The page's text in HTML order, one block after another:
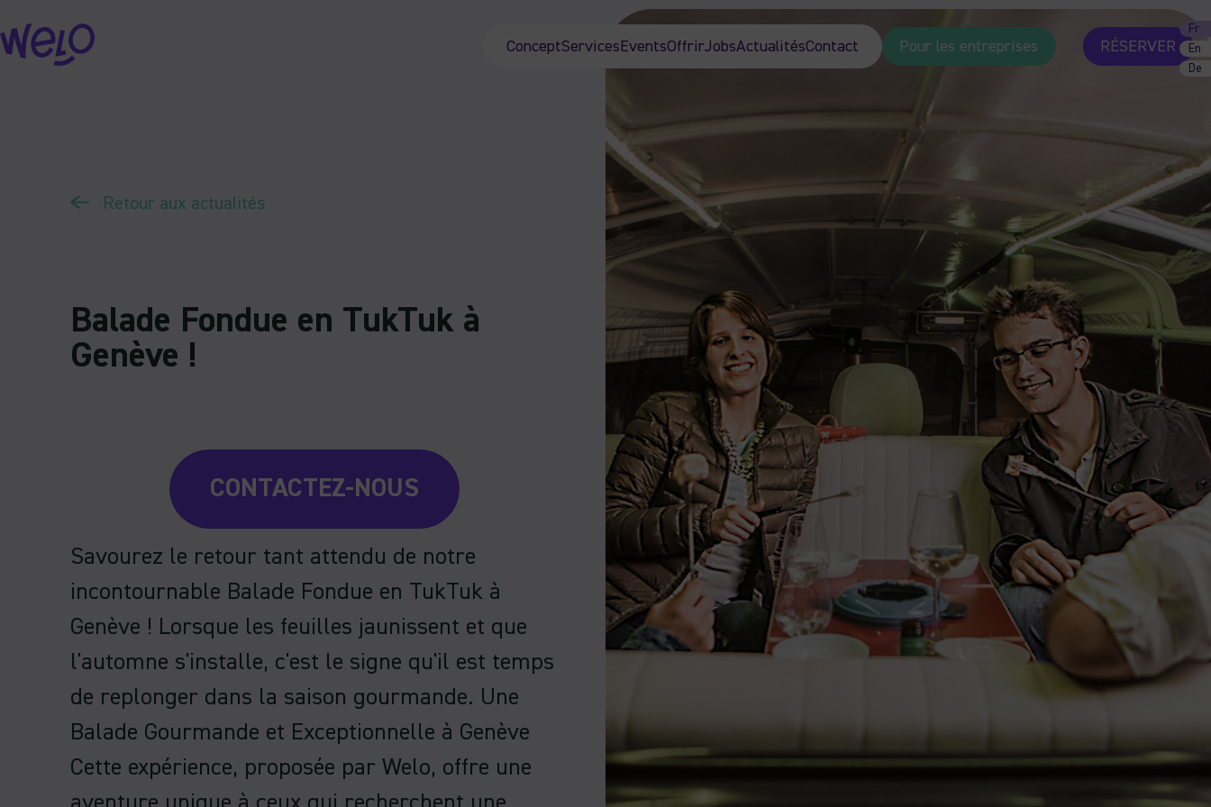
Skip
to
ConceptServices EventsOffrirJobsActualitésContact Pour les entreprises RÉSERVER
Fr
En
De
Retour aux actualités
Balade Fondue en TukTuk à
Genève !
CONTACTEZ-NOUS
Savourez le retour tant attendu de notre
incontournable Balade Fondue en TukTuk à
Genève ! Lorsque les feuilles jaunissent et que
l'automne s'installe, c'est le signe qu'il est temps
de replonger dans la saison gourmande. Une
Balade Gourmande et Exceptionnelle à Genève
Cette expérience, proposée par Welo, offre une